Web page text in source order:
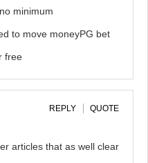
minimum
to move moneyPG bet
free
REPLY QUOTE
articles that as well clear